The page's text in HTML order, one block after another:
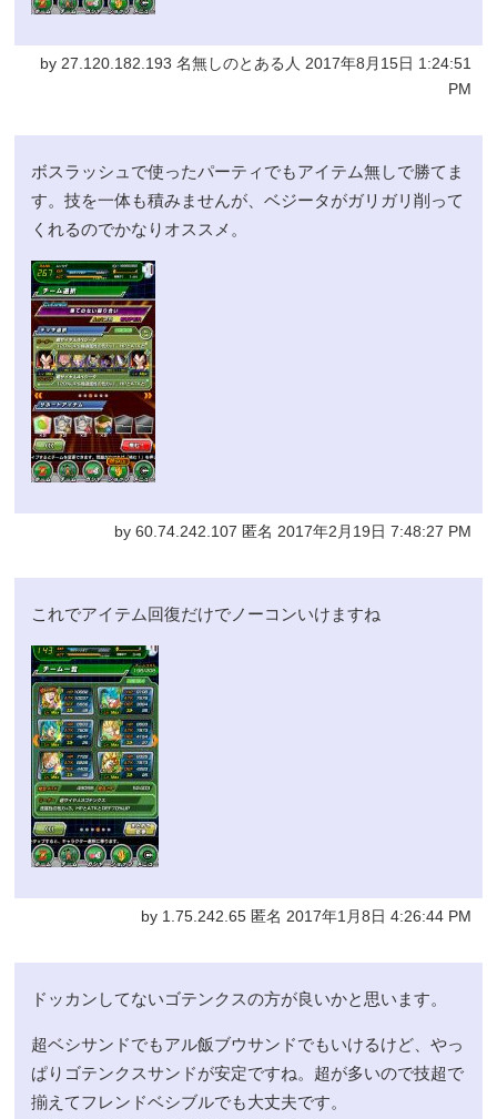
by 27.120.182.193 名無しのとある人 2017年8月15日 1:24:51
PM
ボスラッシュで使ったパーティでもアイテム無しで勝てま
す。技を一体も積みませんが、ベジータがガリガリ削って
くれるのでかなりオススメ。
by 60.74.242.107 匿名 2017年2月19日 7:48:27 PM
これでアイテム回復だけでノーコンいけますね
by 1.75.242.65 匿名 2017年1月8日 4:26:44 PM
ドッカンしてないゴテンクスの方が良いかと思います。
超ベシサンドでもアル飯ブウサンドでもいけるけど、やっ
ぱりゴテンクスサンドが安定ですね。超が多いので技超で
揃えてフレンドベシブルでも大丈夫です。